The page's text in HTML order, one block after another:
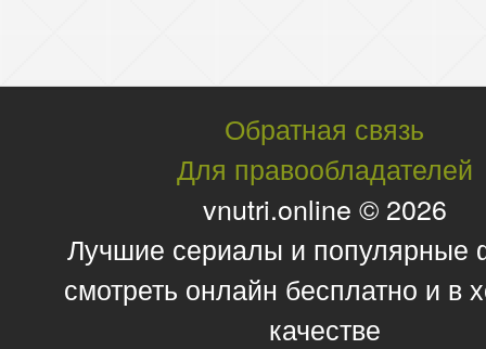
Обратная связь
Для правообладателей
vnutri.online © 2026
Лучшие сериалы и
смотреть онлайн бесплатно и в
качестве